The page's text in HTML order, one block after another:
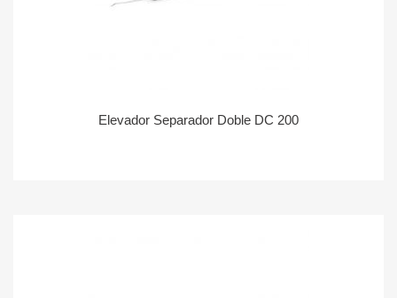
Elevador Separador Doble DC 200